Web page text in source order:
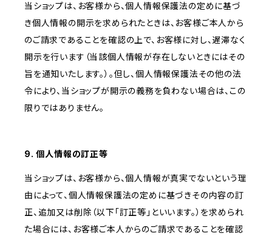
当ショップは、お客様から、個人情報保護法の定めに基づ
き個人情報の開示を求められたときは、お客様ご本人から
のご請求であることを確認の上で、お客様に対し、遅滞なく
開示を行います（当該個人情報が存在しないときにはその
旨を通知いたします。）。但し、個人情報保護法その他の法
令により、当ショップが開示の義務を負わない場合は、この
限りではありません。
9. 個人情報の訂正等
当ショップは、お客様から、個人情報が真実でないという理
由によって、個人情報保護法の定めに基づきその内容の訂
正、追加又は削除（以下「訂正等」といいます。）を求められ
た場合には、お客様ご本人からのご請求であることを確認